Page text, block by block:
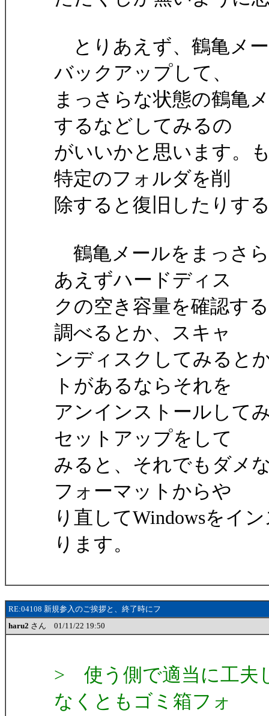
とりあえず、鶴亀メ
バックアップして、
まっさらな状態の鶴亀
するなどしてみるの
がいいかと思います。
特定のフォルダを削
除すると復旧したりす
鶴亀メールをまっさ
あえずハードディス
クの空き容量を確認す
調べるとか、スキャ
ンディスクしてみると
トがあるならそれを
アンインストールして
セットアップをして
みると、それでもダメ
フォーマットからや
り直してWindowsをイ
ります。
RE:04108 新規参入のご挨拶と、終了時にフ
haru2 さん 01/11/22 19:50
> 使う側で適当に工夫
なくともゴミ箱フォ